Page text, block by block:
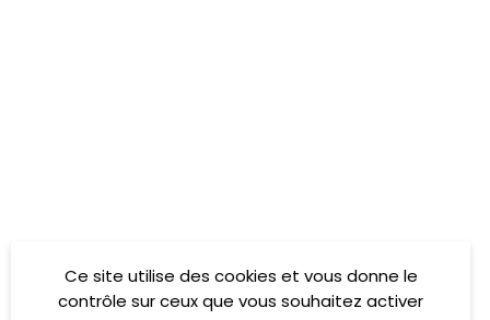
Ce site utilise des cookies et vous donne le
contrôle sur ceux que vous souhaitez activer